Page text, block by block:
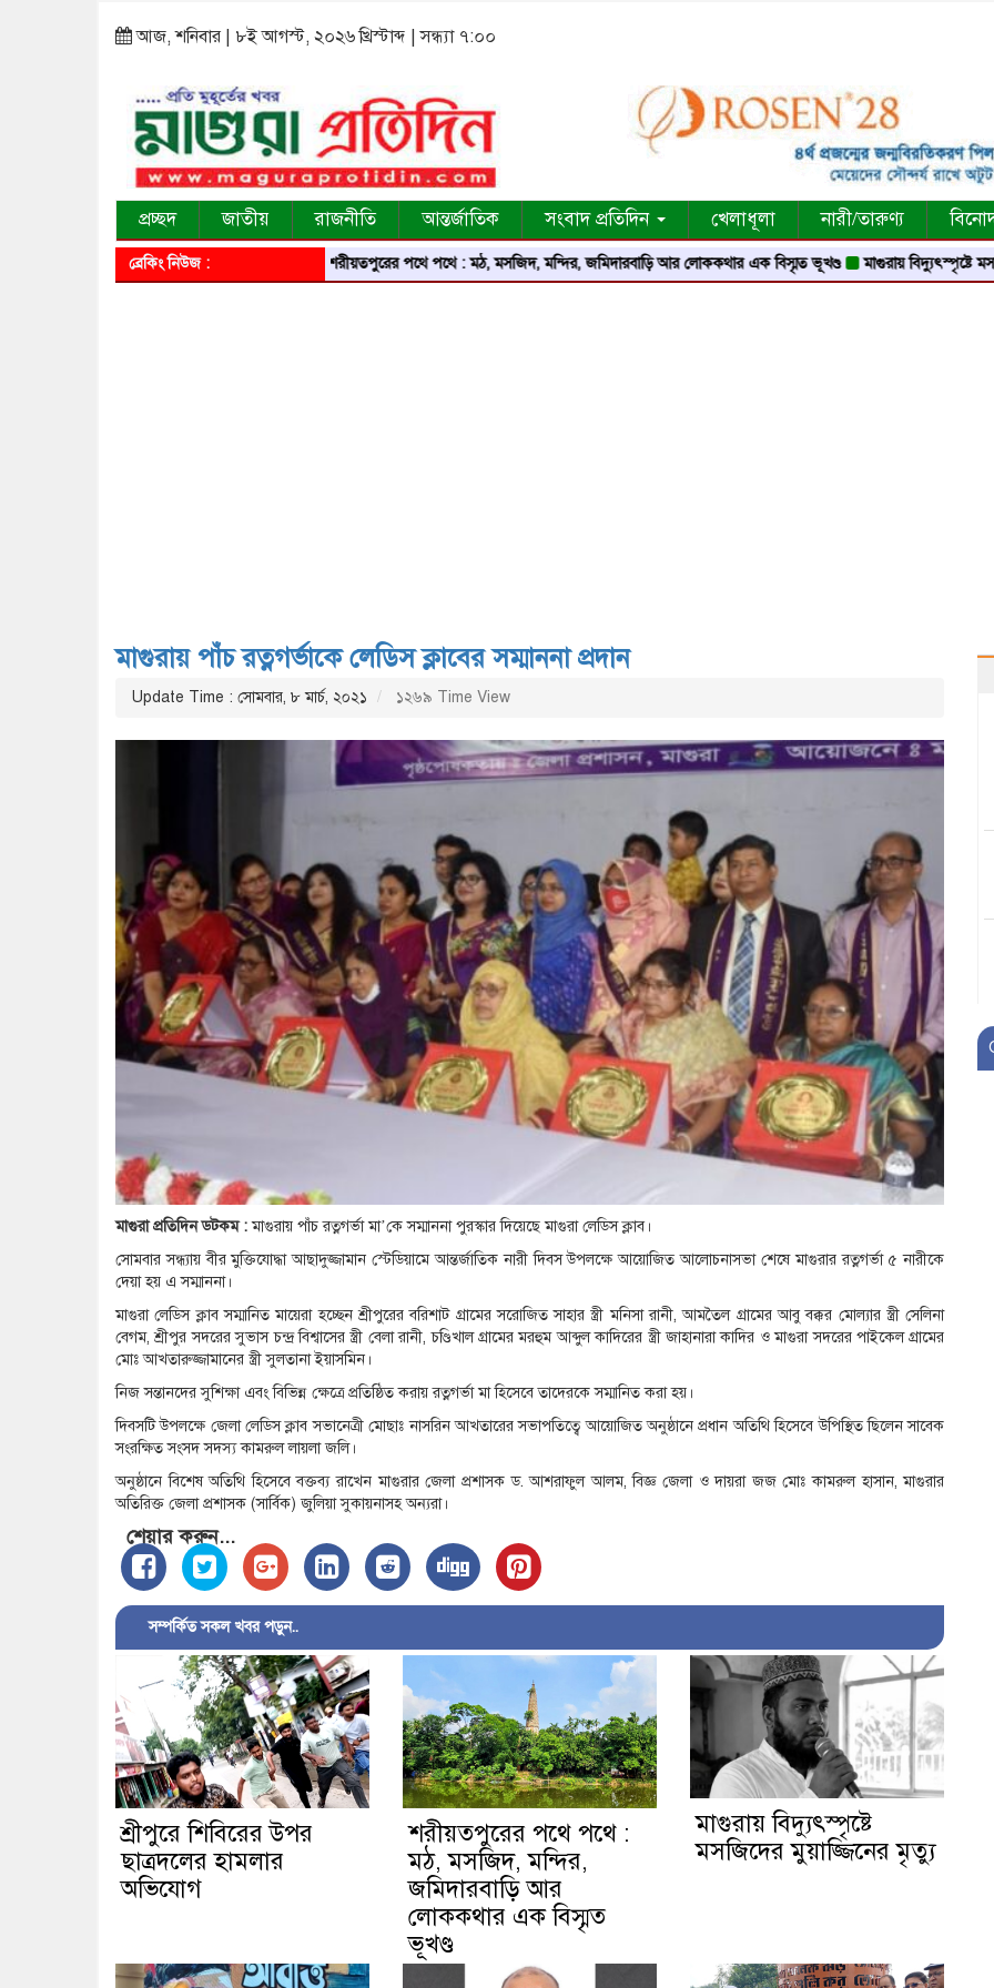
আজ, শনিবার | ৮ই আগস্ট, ২০২৬ খ্রিস্টাব্দ | সন্ধ্যা ৭:০০
প্রচ্ছদ জাতীয় রাজনীতি আন্তর্জাতিক সংবাদ প্রতিদিন খেলাধূলা নারী/তারুণ্য
ব্রেকিং নিউজ : শরীয়তপুরের পথে পথে : মঠ, মসজিদ, মন্দির, জমিদারবাড়ি আর লোককথার এক বিস্মৃত ভূখণ্ড মাগুরায় বিদ্যুৎস্পৃষ্টে মসজিদের
মাগুরায় পাঁচ রত্নগর্ভাকে লেডিস ক্লাবের সম্মাননা প্রদান
Update Time : সোমবার, ৮ মার্চ, ২০২১ ১২৬৯ Time View
মাগুরা প্রতিদিন ডটকম :মাগুরায় পাঁচ রত্নগর্ভা মা’কে সম্মাননা পুরস্কার দিয়েছে মাগুরা লেডিস ক্লাব।
সোমবার সন্ধ্যায় বীর মুক্তিযোদ্ধা আছাদুজ্জামান স্টেডিয়ামে আন্তর্জাতিক নারী দিবস উপলক্ষে আয়োজিত আলোচনাসভা শেষে মাগুরার রত্নগর্ভা ৫ নারীকে
দেয়া হয় এ সম্মাননা।
মাগুরা লেডিস ক্লাব সম্মানিত মায়েরা হচ্ছেন শ্রীপুরের বরিশাট গ্রামের সরোজিত সাহার স্ত্রী মনিসা রানী, আমতৈল গ্রামের আবু বক্কর মোল্যার স্ত্রী সেলিনা
বেগম, শ্রীপুর সদরের সুভাস চন্দ্র বিশ্বাসের স্ত্রী বেলা রানী, চণ্ডিখাল গ্রামের মরহুম আব্দুল কাদিরের স্ত্রী জাহানারা কাদির ও মাগুরা সদরের পাইকেল গ্রামের
মোঃ আখতারুজ্জামানের স্ত্রী সুলতানা ইয়াসমিন।
নিজ সন্তানদের সুশিক্ষা এবং বিভিন্ন ক্ষেত্রে প্রতিষ্ঠিত করায় রত্নগর্ভা মা হিসেবে তাদেরকে সম্মানিত করা হয়।
দিবসটি উপলক্ষে জেলা লেডিস ক্লাব সভানেত্রী মোছাঃ নাসরিন আখতারের সভাপতিত্বে আয়োজিত অনুষ্ঠানে প্রধান অতিথি হিসেবে উপিস্থিত ছিলেন সাবেক
সংরক্ষিত সংসদ সদস্য কামরুল লায়লা জলি।
অনুষ্ঠানে বিশেষ অতিথি হিসেবে বক্তব্য রাখেন মাগুরার জেলা প্রশাসক ড. আশরাফুল আলম, বিজ্ঞ জেলা ও দায়রা জজ মোঃ কামরুল হাসান, মাগুরার
অতিরিক্ত জেলা প্রশাসক (সার্বিক) জুলিয়া সুকায়নাসহ অন্যরা।
শেয়ার করুন...
সম্পর্কিত সকল খবর পড়ুন..
শ্রীপুরে শিবিরের উপর
ছাত্রদলের হামলার
অভিযোগ
শরীয়তপুরের পথে পথে :
মঠ, মসজিদ, মন্দির,
জমিদারবাড়ি আর
লোককথার এক বিস্মৃত
ভূখণ্ড
মাগুরায় বিদ্যুৎস্পৃষ্টে
মসজিদের মুয়াজ্জিনের মৃত্যু